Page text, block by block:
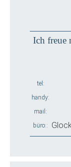
Ich freue
tel
handy
mail
büro: